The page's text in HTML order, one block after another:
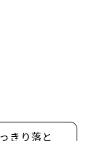
きり落と